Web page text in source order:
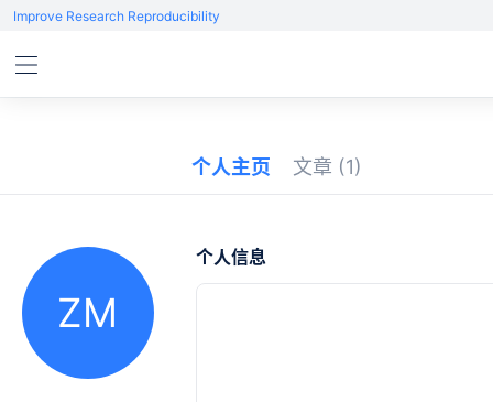
Improve Research Reproducibility
个人主页 文章 (1)
ZM
个人信息